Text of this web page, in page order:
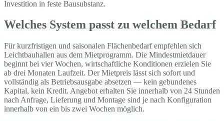
Investition in feste Bausubstanz.
Welches System passt zu welchem Bedarf
Für kurzfristigen und saisonalen Flächenbedarf empfehlen sich
Leichtbauhallen aus dem Mietprogramm. Die Mindestmietdauer
beginnt bei vier Wochen, wirtschaftliche Konditionen erzielen Sie
ab drei Monaten Laufzeit. Der Mietpreis lässt sich sofort und
vollständig als Betriebsausgabe absetzen — kein gebundenes
Kapital, kein Kredit. Angebot erhalten Sie innerhalb von 24 Stunden
nach Anfrage, Lieferung und Montage sind je nach Konfiguration
innerhalb von ein bis zwei Wochen möglich.